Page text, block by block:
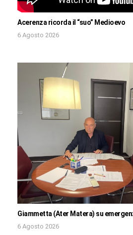
Acerenza ricorda il “suo” Medioevo
6 Agosto 2026
Giammetta (Ater Matera) su
6 Agosto 2026